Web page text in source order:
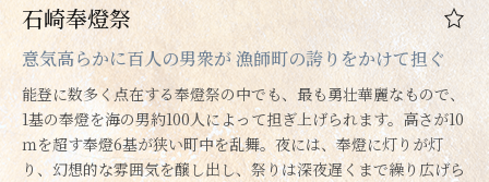
石崎奉燈祭
意気高らかに百人の男衆が 漁師町の誇りをかけて担ぐ
能登に数多く点在する奉燈祭の中でも、最も勇壮華麗なもので、
1基の奉燈を海の男約100人によって担ぎ上げられます。高さが10
ｍを超す奉燈6基が狭い町中を乱舞。夜には、奉燈に灯りが灯
り、幻想的な雰囲気を醸し出し、祭りは深夜遅くまで繰り広げら